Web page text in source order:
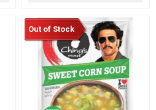
Out of Stock